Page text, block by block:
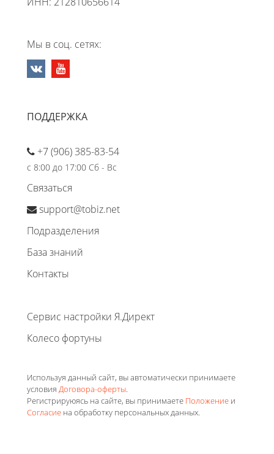
Мы в соц. сетях:
ПОДДЕРЖКА
+7 (906) 385-83-54
с 8:00 до 17:00 Сб - Вс
Связаться
support@tobiz.net
Подразделения
База знаний
Контакты
Сервис настройки Я.Директ
Колесо фортуны
Используя данный сайт, вы автоматически принимаете
условия Договора-оферты.
Регистрируюясь на сайте, вы принимаете Положение и
Согласие на обработку персональных данных.